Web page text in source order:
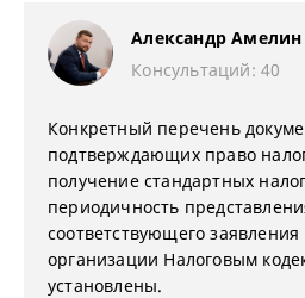
Александр Амелин
Консультаций: 40
Конкретный перечень
подтверждающих право
получение стандартных
периодичность
соответствующего
организации Налоговым
установлены.